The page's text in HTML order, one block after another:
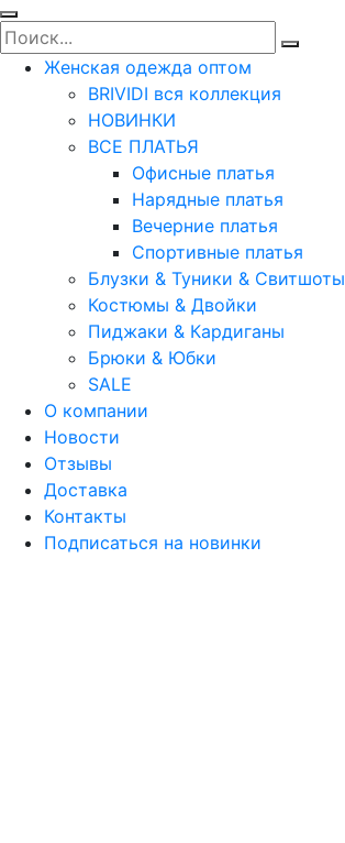
Женская одежда оптом
BRIVIDI вся коллекция
НОВИНКИ
ВСЕ ПЛАТЬЯ
Офисные платья
Нарядные платья
Вечерние платья
Спортивные платья
Блузки & Туники & Свитшоты
Костюмы & Двойки
Пиджаки & Кардиганы
Брюки & Юбки
SALE
О компании
Новости
Отзывы
Доставка
Контакты
Подписаться на новинки